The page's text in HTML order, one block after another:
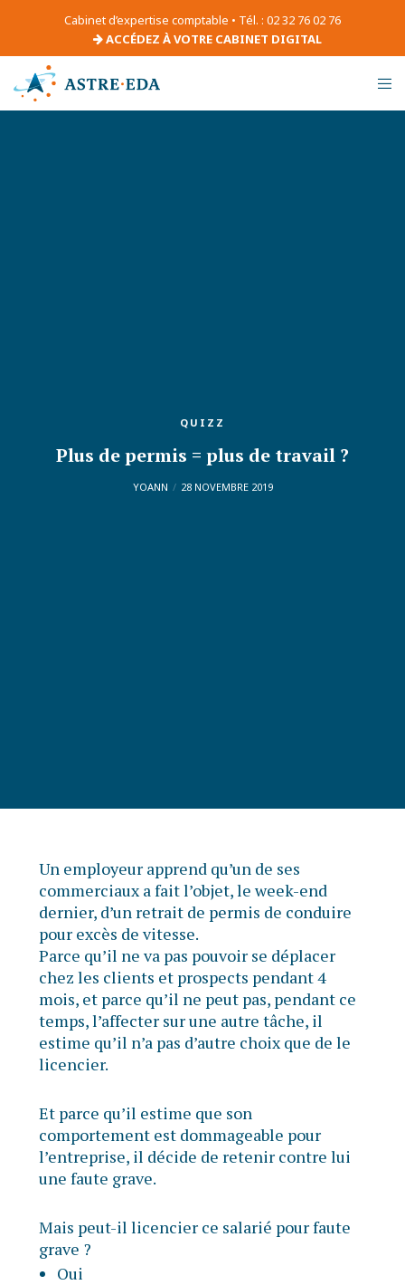
Cabinet d’expertise comptable • Tél. : 02 32 76 02 76
ACCÉDEZ À VOTRE CABINET DIGITAL
QUIZZ
Plus de permis = plus de travail ?
YOANN 28 NOVEMBRE 2019
Un employeur apprend qu’un de ses
commerciaux a fait l’objet, le week-end
dernier, d’un retrait de permis de conduire
pour excès de vitesse.
Parce qu’il ne va pas pouvoir se déplacer
chez les clients et prospects pendant 4
mois, et parce qu’il ne peut pas, pendant ce
temps, l’affecter sur une autre tâche, il
estime qu’il n’a pas d’autre choix que de le
licencier.
Et parce qu’il estime que son
comportement est dommageable pour
l’entreprise, il décide de retenir contre lui
une faute grave.
Mais peut-il licencier ce salarié pour faute
grave ?
Oui